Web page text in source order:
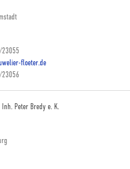
floeter.de
Inh. Peter Bredy e. K.